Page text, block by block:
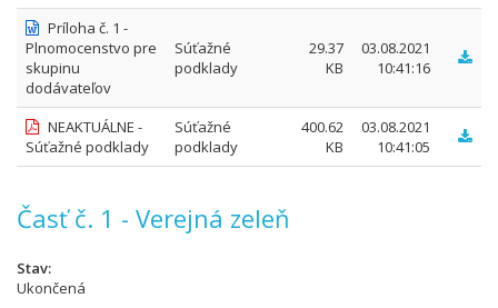
Príloha č. 1 -
Plnomocenstvo pre
skupinu
dodávateľov
Súťažné
podklady
29.37
KB
03.08.2021
10:41:16
NEAKTUÁLNE -
Súťažné podklady
Súťažné
podklady
400.62
KB
03.08.2021
10:41:05
Časť č. 1 - Verejná zeleň
Stav
Ukončená